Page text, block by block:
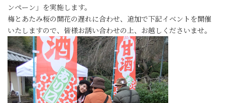
ンペーン」を実施します。
梅とあたみ桜の開花の遅れに合わせ、追加で下記イベントを開催
いたしますので、皆様お誘い合わせの上、お越しくださいませ。